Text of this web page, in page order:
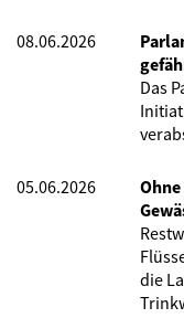
08.06.2026
Das
05.06.2026
die